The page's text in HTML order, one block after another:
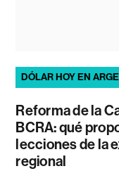
DÓLAR HOY EN
Reforma de la
BCRA: qué
lecciones de la
regional